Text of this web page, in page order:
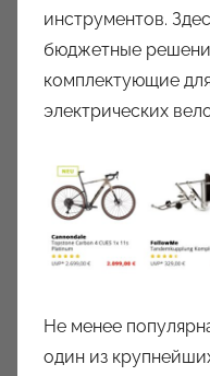
инструментов.
бюджетные
комплектующие
электрических
Не менее
один из